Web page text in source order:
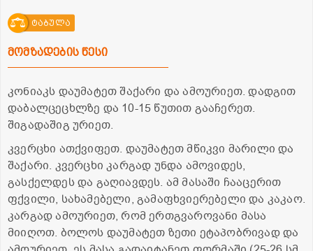
ტაბულა
მომზადების წესი
კონიაკს დაუმატეთ შაქარი და ამოურიეთ. დადგით
დაბალცეცხლზე და 10-15 წუთით გააჩერეთ.
შიგადაშიგ ურიეთ.
კვერცხი ათქვიფეთ. დაუმატეთ მწიკვი მარილი და
შაქარი. კვერცხი კარგად უნდა ამოვიდეს,
გასქელდეს და გაღიავდეს. ამ მასაში ჩააცერით
ფქვილი, სახამებელი, გამაფხვიერებელი და კაკაო.
კარგად ამოურიეთ, რომ ერთგვაროვანი მასა
მიიღოთ. ბოლოს დაუმატეთ ზეთი ეტაპობრივად და